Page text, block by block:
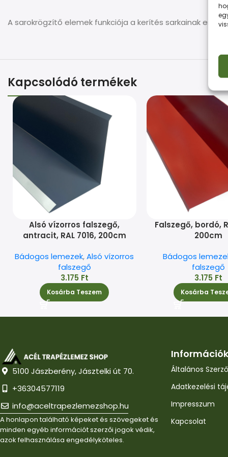
A sarokrögzítő elemek funkciója a kerítés sarkainak
Kapcsolódó termékek
Alsó vízorros falszegő,
antracit, RAL 7016, 200cm
Bádogos lemezek,Alsó vízorros
falszegő
3.175 Ft
Kosárba Teszem
Falszegő, bordó,
200cm
Bádogos
falszegő
3.175 Ft
Kosárba
5100 Jászberény, Jásztelki út 70.
+36304577119
info@aceltrapezlemezshop.hu
A honlapon található képeket és szövegeket és
minden egyéb információt szerzői jogok védik,
azok felhasználása engedélyköteles.
Információk
Általános
Adatkezelési
Impresszum
Kapcsolat